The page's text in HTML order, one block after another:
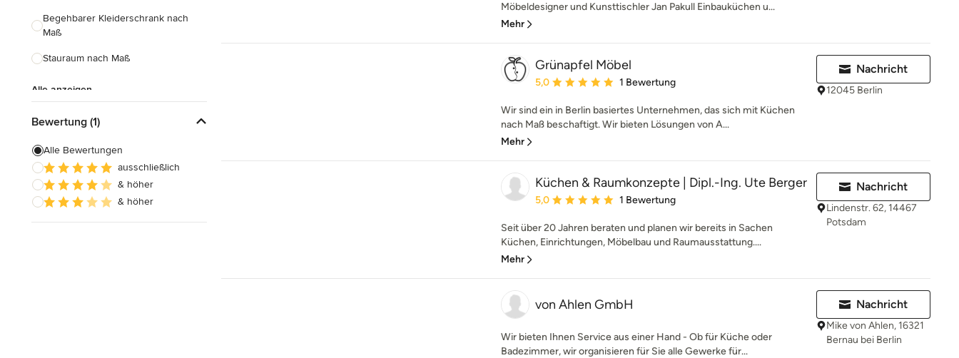
Begehbarer Kleiderschrank nach
Maß
Stauraum nach Maß
Alle anzeigen
Bewertung (1)
Alle Bewertungen
ausschließlich
& höher
& höher
Möbeldesigner und Kunsttischler Jan Pakull Einbauküchen u...
Mehr
Grünapfel Möbel
Durchschnittliche Bewertung: 5 von 5 Sternen
5,0 1 Bewertung
Wir sind ein in Berlin basiertes Unternehmen, das sich mit Küchen
nach Maß beschaftigt. Wir bieten Lösungen von A...
Mehr
Nachricht
12045 Berlin
Küchen & Raumkonzepte | Dipl.-Ing. Ute Berger
Durchschnittliche Bewertung: 5 von 5 Sternen
5,0 1 Bewertung
Seit über 20 Jahren beraten und planen wir bereits in Sachen
Küchen, Einrichtungen, Möbelbau und Raumausstattung....
Mehr
Nachricht
Lindenstr. 62, 14467
Potsdam
von Ahlen GmbH
Wir bieten Ihnen Service aus einer Hand - Ob für Küche oder
Badezimmer, wir organisieren für Sie alle Gewerke für...
Nachricht
Mike von Ahlen, 16321
Bernau bei Berlin